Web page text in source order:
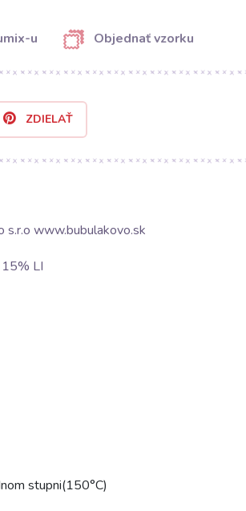
u Objednať vzorku
ZDIELAŤ
s.r.o www.bubulakovo.sk
LI
stupni(150°C)